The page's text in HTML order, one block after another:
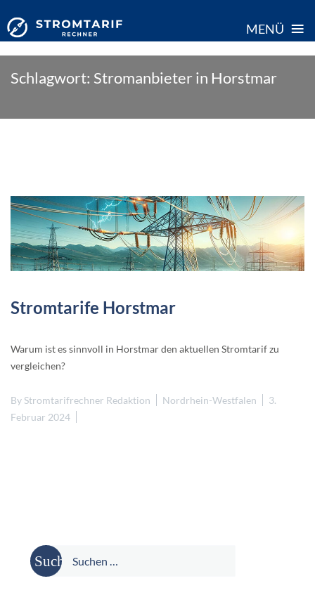
MENÜ ≡
Schlagwort: Stromanbieter in Horstmar
Stromtarife Horstmar
Warum ist es sinnvoll in Horstmar den aktuellen Stromtarif zu
vergleichen?
By Stromtarifrechner Redaktion Nordrhein-Westfalen
3.
Februar 2024
Suche
nach: